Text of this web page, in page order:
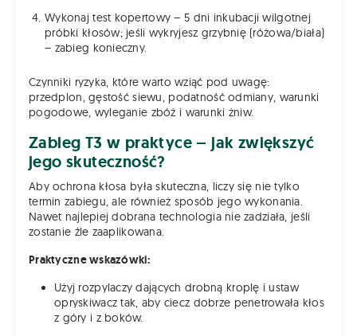
Wykonaj test kopertowy – 5 dni inkubacji wilgotnej
próbki kłosów; jeśli wykryjesz grzybnię (różowa/biała)
– zabieg konieczny.
Czynniki ryzyka, które warto wziąć pod uwagę:
przedplon, gęstość siewu, podatność odmiany, warunki
pogodowe, wyleganie zbóż i warunki żniw.
Zabieg T3 w praktyce – jak zwiększyć
jego skuteczność?
Aby ochrona kłosa była skuteczna, liczy się nie tylko
termin zabiegu, ale również sposób jego wykonania.
Nawet najlepiej dobrana technologia nie zadziała, jeśli
zostanie źle zaaplikowana.
Praktyczne wskazówki:
Użyj rozpylaczy dających drobną kroplę i ustaw
opryskiwacz tak, aby ciecz dobrze penetrowała kłos
z góry i z boków.